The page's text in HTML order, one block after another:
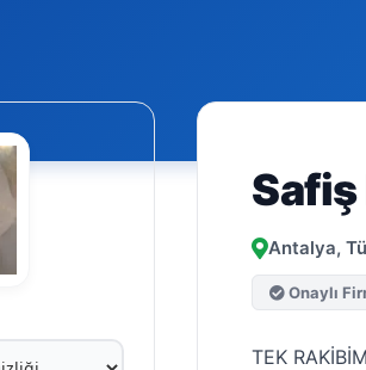
Antalya,
Onaylı
TEK